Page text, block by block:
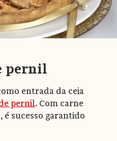
pernil
entrada da ceia
pernil. Com carne
é sucesso garantido